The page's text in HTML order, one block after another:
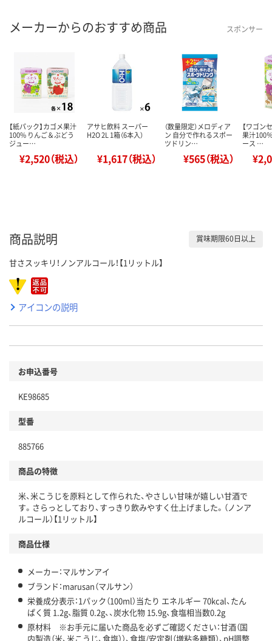
メーカーからのおすすめ商品 スポンサー
【紙パック】カゴメ果汁
100% りんご＆ぶどう
ジュー…
¥2,520（税込）
アサヒ飲料 スーパー
H2O 2L 1箱（6本入）
¥1,617（税込）
（数量限定）メロディア
ン 自分で作れるスポー
ツドリン…
¥565（税込）
【ワゴン
果汁100
ース …
商品説明 賞味期限60日以上
甘さスッキリ！ノンアルコール！【1リットル】
アイコンの説明
お申込番号
KE98685
型番
885766
商品の特徴
米、米こうじを原料として作られた、やさしい甘味が嬉しい甘酒で
す。さらっとしており、すっきり飲みやすく仕上げました。（ノンア
ルコール）【1リットル】
商品仕様
メーカー：マルサンアイ
ブランド：marusan（マルサン）
栄養成分表示：1パック（100ml）当たり エネルギー 70kcal、たん
ぱく質 1.2g、脂質 0.2g、、炭水化物 15.9g、食塩相当数0.2g
原材料 ※お手元に届いた商品を必ずご確認ください：甘酒（国
内製造（米、米こうじ、食塩））、食塩/安定剤（増粘多糖類）、pH調整